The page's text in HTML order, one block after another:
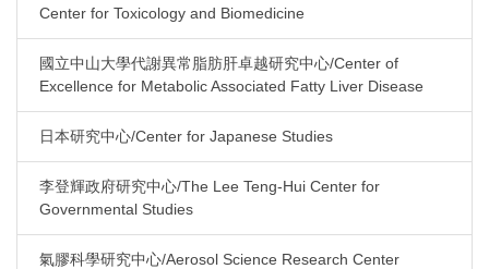
Center for Toxicology and Biomedicine
國立中山大學代謝異常脂肪肝卓越研究中心/Center of
Excellence for Metabolic Associated Fatty Liver Disease
日本研究中心/Center for Japanese Studies
李登輝政府研究中心/The Lee Teng-Hui Center for
Governmental Studies
氣膠科學研究中心/Aerosol Science Research Center